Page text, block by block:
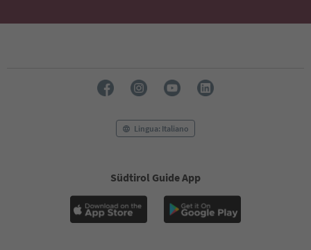
Lingua: Italiano
Südtirol Guide App